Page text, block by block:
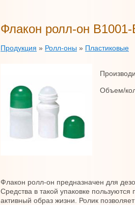
Флакон ролл-он B1001-
Продукция » Ролл-оны » Пластиковые
Объем/
Флакон ролл-он предназначен для
Средства в такой упаковке пользуются
активный образ жизни. Ролик